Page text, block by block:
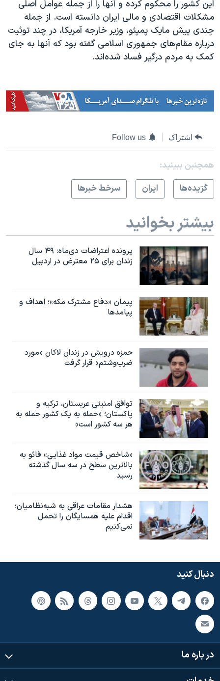
این کشور را محکوم کرده و آنها را از جمله عوامل اصلی
مشکلات اقتصادی و مالی ایران دانسته است. از جمله
چندی پیش مایک پمپئو، وزیر خارجه آمریکا، در چند توئیت
درباره مقام‌های جمهوری اسلامی گفته بود که آنها به جای
کمک به مردم درگیر فساد شده‌اند.
اشتراک Follow us
همچنبن ببینید:
گزيده‌ها
ايران سرخط خبرها
بیشتر بخوانید
پرونده اعتراضات دی‌ماه: ۴۹ سال
زندان برای ۲۵ معترض در اردبیل
پیمان «دفاع مشترک مکه»؛ اهداف و
پیامدها
حمزه درویش در زندان لاکان «مورد
ضرب‌وشتم» قرار گرفت
توافق امنیتی عربستان، ترکیه و
پاکستان؛ «حمله به یک کشور حمله به
هر سه کشور است»
«شاخص قیمت مواد غذایی» فائو به
بالاترین سطح در سه سال گذشته
رسید
هشدار مقامات عراقی به شبه‌نظامیان؛
اقدام علیه همسایگان را تحمل
نمی‌کنیم
دنبال کنید
در باره ما